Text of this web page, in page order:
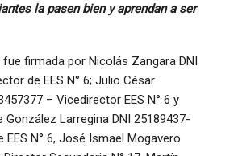
la pasen bien y aprendan a ser
firmada por Nicolás Zangara DNI
de EES N° 6; Julio César
– Vicedirector EES N° 6 y
González Larregina DNI 25189437-
EES N° 6, José Ismael Mogavero